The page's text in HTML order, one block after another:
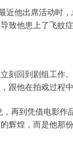
近他出席活动时
他患上了飞蚊
刻回到剧组工作
他在拍戏过程
再到凭借电影
煌，而是他那份“